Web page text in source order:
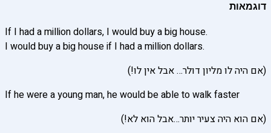
דוגמאות
If I had a million dollars, I would buy a big house.
I would buy a big house if I had a million dollars.
(אם היה לו מליון דולר… אבל אין לו!)
If he were a young man, he would be able to walk faster
(אם הוא היה צעיר יותר…אבל הוא לא!)